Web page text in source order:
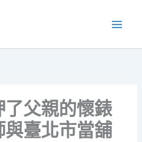
父親的懷錶
臺北市當舖